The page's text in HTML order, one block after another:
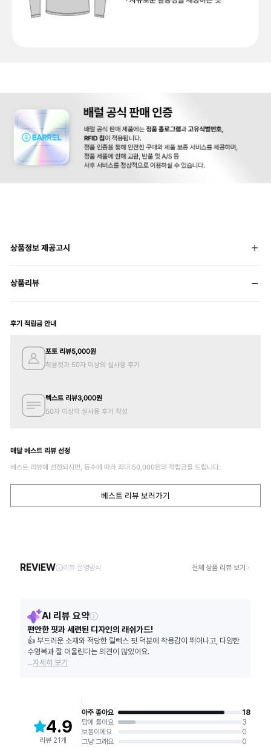
상품정보 제공고시
상품리뷰
후기 적립금 안내
포토 리뷰5,000원
착용컷과 50자 이상의 실사용 후기
텍스트 리뷰3,000원
50자 이상의 실사용 후기 작성
매달 베스트 리뷰 선정
베스트 리뷰에 선정되시면, 등수에 따라 최대 50,000원의 적립금을 드립니다.
베스트 리뷰 보러가기